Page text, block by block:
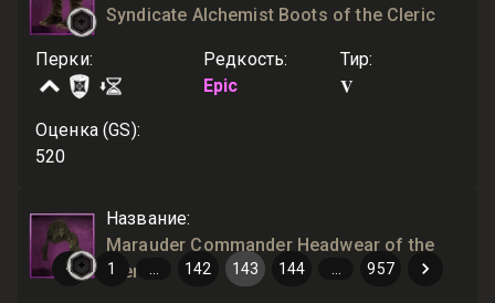
Syndicate Alchemist Boots of the Cleric
Перки: Редкость:
Epic
Тир:
V
Оценка (GS):
520
Название:
Marauder Commander Headwear of the
Cleric
1 142 143 144 957